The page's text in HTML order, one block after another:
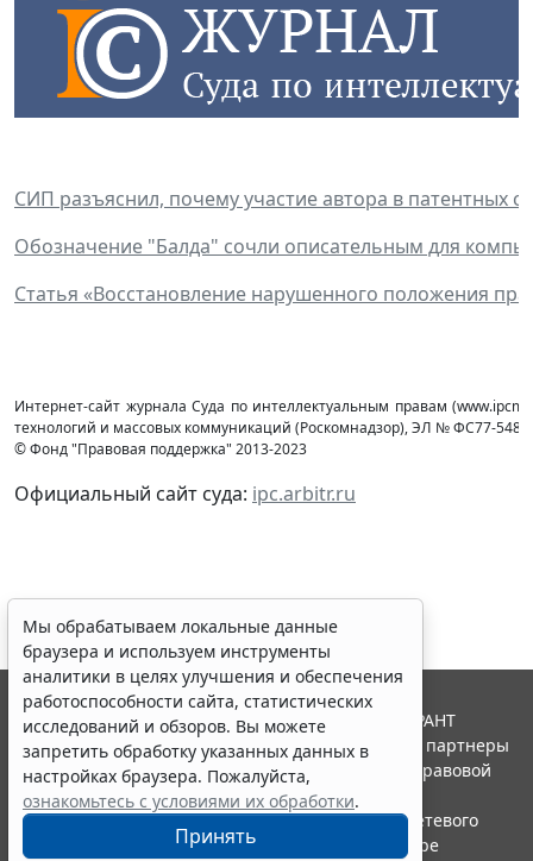
СИП разъяснил, почему участие автора в патентных
Обозначение "Балда" сочли описательным для
Статья «Восстановление нарушенного положения
Интернет-сайт журнала Суда по интеллектуальным правам
технологий и массовых коммуникаций (Роcкомнадзор), ЭЛ № ФС77-
© Фонд "Правовая поддержка" 2013-2023
Официальный сайт суда: ipc.arbitr.ru
Мы обрабатываем локальные данные
браузера и используем инструменты
аналитики в целях улучшения и обеспечения
работоспособности сайта, статистических
исследований и обзоров. Вы можете
запретить обработку указанных данных в
настройках браузера. Пожалуйста,
ознакомьтесь с условиями их обработки.
Принять
© ООО "НПП "ГАРАНТ-СЕРВИС", 2026. Система ГАРАНТ
выпускается с 1990 года. Компания "Гарант" и ее партнеры
являются участниками Российской ассоциации правовой
информации ГАРАНТ.
Портал ГАРАНТ.РУ зарегистрирован в качестве сетевого
издания Федеральной службой по надзору в сфере